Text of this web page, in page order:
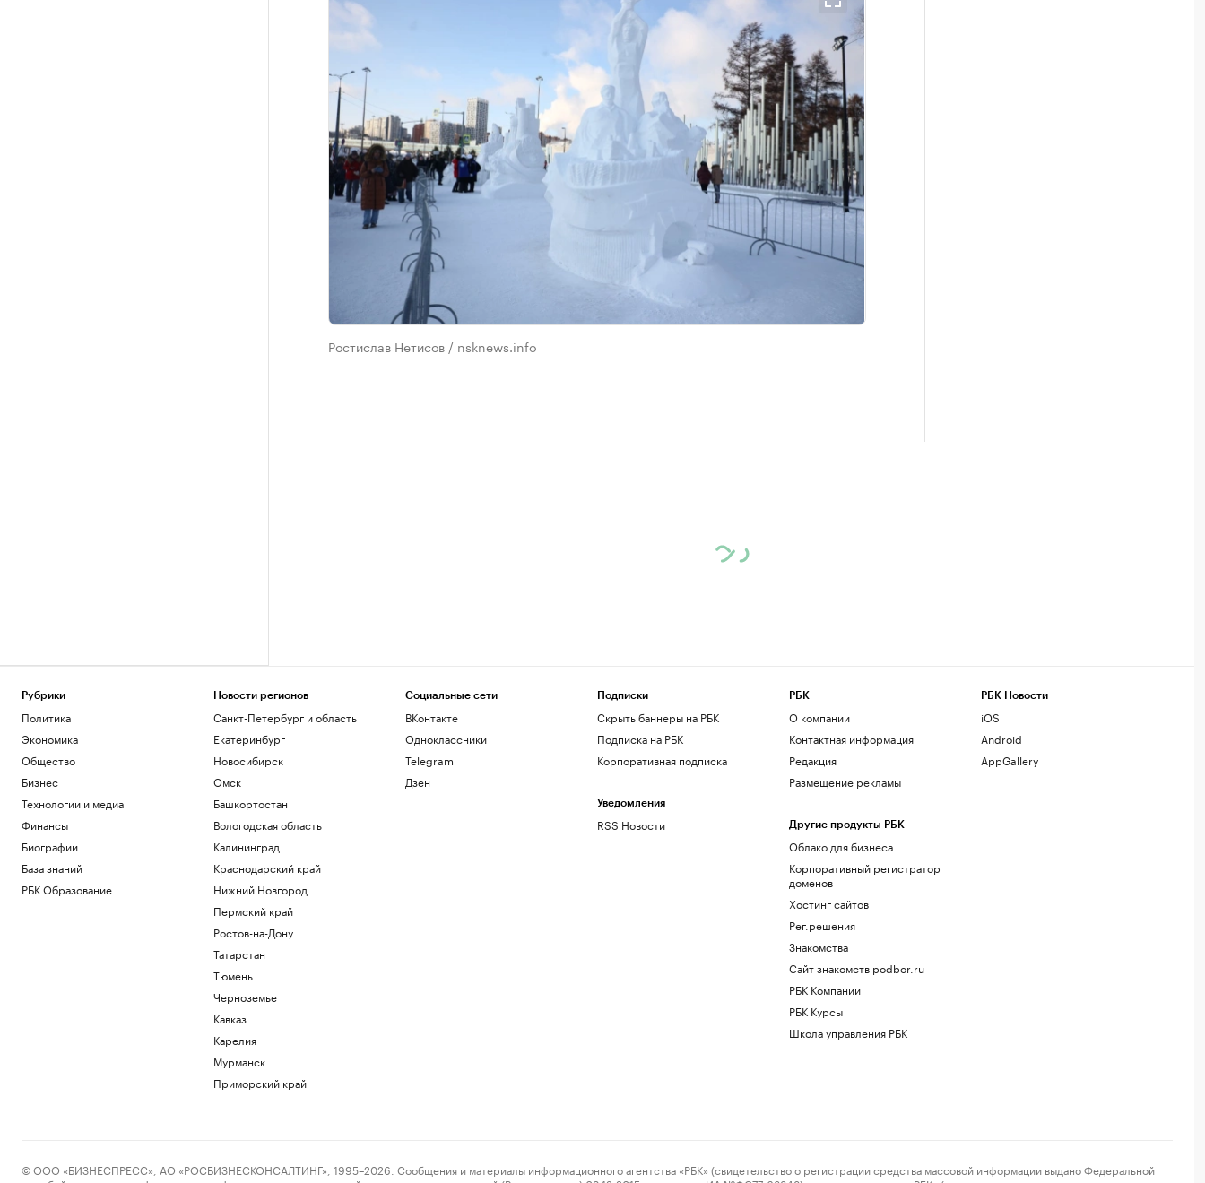
Ростислав Нетисов / nsknews.info
Рубрики
Политика
Экономика
Общество
Бизнес
Технологии и медиа
Финансы
Биографии
База знаний
РБК Образование
Новости регионов
Санкт-Петербург и область
Екатеринбург
Новосибирск
Омск
Башкортостан
Вологодская область
Калининград
Краснодарский край
Нижний Новгород
Пермский край
Ростов-на-Дону
Татарстан
Тюмень
Черноземье
Кавказ
Карелия
Мурманск
Приморский край
Социальные сети
ВКонтакте
Одноклассники
Telegram
Дзен
Подписки
Скрыть баннеры на РБК
Подписка на РБК
Корпоративная подписка
Уведомления
RSS Новости
РБК
О компании
Контактная информация
Редакция
Размещение рекламы
Другие продукты РБК
Облако для бизнеса
Корпоративный регистратор
доменов
Хостинг сайтов
Рег.решения
Знакомства
Сайт знакомств podbor.ru
РБК Компании
РБК Курсы
Школа управления РБК
РБК Новости
iOS
Android
AppGallery
© ООО «БИЗНЕСПРЕСС», АО «РОСБИЗНЕСКОНСАЛТИНГ», 1995–2026. Сообщения и материалы информационного агентства «РБК» (свидетельство о регистрации средства массовой информации выдано Федеральной